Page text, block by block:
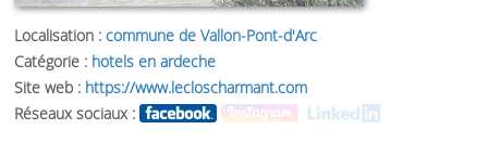
Localisation : commune de Vallon-Pont-d'Arc
Catégorie : hotels en ardeche
Site web : https://www.lecloscharmant.com
Réseaux sociaux :